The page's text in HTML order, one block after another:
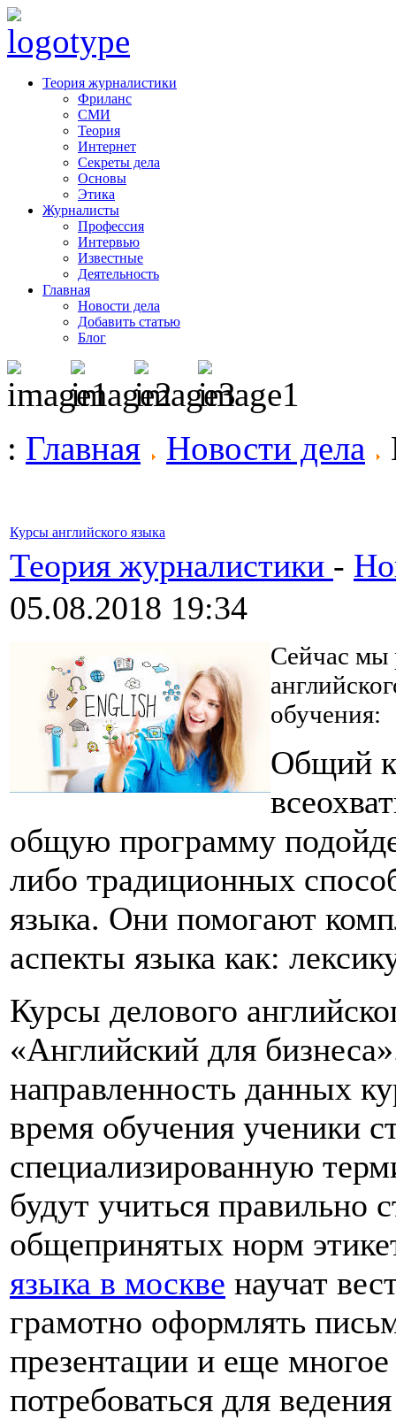
Теория журналистики
Фриланс
СМИ
Теория
Интернет
Секреты дела
Основы
Этика
Журналисты
Профессия
Интервью
Известные
Деятельность
Главная
Новости дела
Добавить статью
Блог
: Главная Новости дела
Курсы английского языка
Теория журналистики -
05.08.2018 19:34
Сейчас мы
обучения:
Общий
общую программу
либо традиционных
языка. Они помогают
аспекты языка как:
Курсы делового
«Английский для
направленность данных
время обучения ученики
специализированную
будут учиться правильно
общепринятых норм
языка в москве научат
грамотно оформлять
презентации и еще
потребоваться для